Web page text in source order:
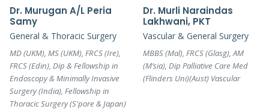
Dr. Murugan A/L Peria
Samy
General & Thoracic Surgery
MD (UKM), MS (UKM), FRCS (Ire),
FRCS (Edin), Dip & Fellowship in
Endoscopy & Minimally Invasive
Surgery (India), Fellowship in
Thoracic Surgery (S'pore & Japan)
Dr. Murli Naraindas
Lakhwani, PKT
Vascular & General Surgery
MBBS (Mal), FRCS (Glasg), AM
(M’sia), Dip Palliative Care Med
(Flinders Uni)(Aust) Vascular